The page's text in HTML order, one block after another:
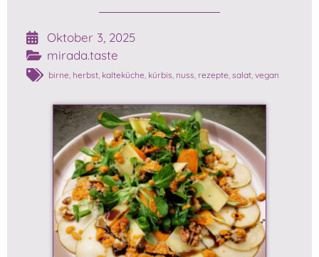
Oktober 3, 2025
mirada.taste
birne herbst kalteküche kürbis nuss rezepte salat vegan